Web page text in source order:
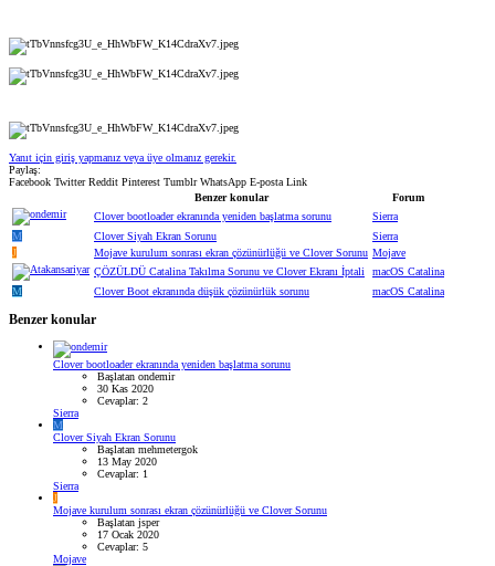
Yanıt için giriş yapmanız veya üye olmanız gerekir.
Paylaş:
Facebook Twitter Reddit Pinterest Tumblr WhatsApp E-posta Link
Benzer konular
Forum
Clover bootloader ekranında yeniden başlatma sorunu
Sierra
M
Clover Siyah Ekran Sorunu
Sierra
J
Mojave kurulum sonrası ekran çözünürlüğü ve Clover Sorunu Mojave
ÇÖZÜLDÜ Catalina Takılma Sorunu ve Clover Ekranı İptali
macOS Catalina
M
Clover Boot ekranında düşük çözünürlük sorunu macOS Catalina
Benzer konular
Clover bootloader ekranında yeniden başlatma sorunu
Başlatan ondemir
30 Kas 2020
Cevaplar: 2
Sierra
M
Clover Siyah Ekran Sorunu
Başlatan mehmetergok
13 May 2020
Cevaplar: 1
Sierra
J
Mojave kurulum sonrası ekran çözünürlüğü ve Clover Sorunu
Başlatan jsper
17 Ocak 2020
Cevaplar: 5
Mojave